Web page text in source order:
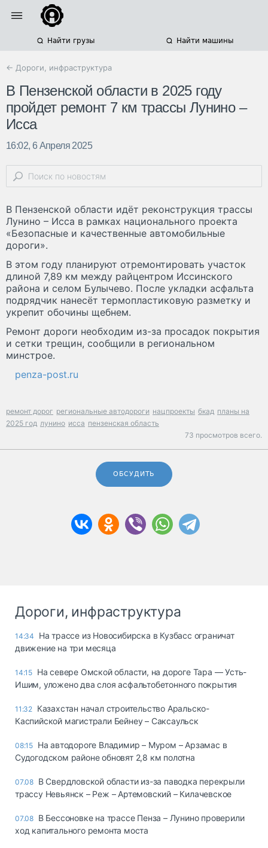
Найти грузы Найти машины
← Дороги, инфраструктура
В Пензенской области в 2025 году
пройдет ремонт 7 км трассы Лунино –
Исса
16:02, 6 Апреля 2025
В Пензенской области идёт реконструкция трассы
Лунино – Исса в рамках национального проекта
«Безопасные и качественные автомобильные
дороги».
В этом году планируют отремонтировать участок
длиной 7,89 км между райцентром Иссинского
района и селом Булычево. После укладки асфальта
подрядчик нанесёт термопластиковую разметку и
укрепит обочины щебнем.
Ремонт дороги необходим из-за просадок покрытия
и сетки трещин, сообщили в региональном
минстрое.
penza-post.ru
ремонт дорог региональные автодороги нацпроекты бкад планы на
2025 год лунино исса пензенская область
73 просмотров всего.
ОБСУДИТЬ
Дороги, инфраструктура
14:34
На трассе из Новосибирска в Кузбасс ограничат
движение на три месяца
14:15 На севере Омской области, на дороге Тара — Усть-
Ишим, уложено два слоя асфальтобетонного покрытия
11:32 Казахстан начал строительство Аральско-
Каспийской магистрали Бейнеу – Саксаульск
08:15 На автодороге Владимир – Муром – Арзамас в
Судогодском районе обновят 2,8 км полотна
07.08 В Свердловской области из-за паводка перекрыли
трассу Невьянск – Реж – Артемовский – Килачевское
07.08 В Бессоновке на трассе Пенза – Лунино проверили
ход капитального ремонта моста